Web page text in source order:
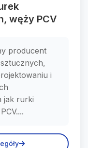
węży PCV
producent
i
jak rurki